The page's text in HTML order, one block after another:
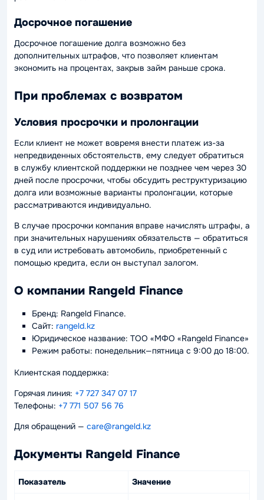
Досрочное погашение
Досрочное погашение долга возможно без
дополнительных штрафов, что позволяет клиентам
экономить на процентах, закрыв займ раньше срока.
При проблемах с возвратом
Условия просрочки и пролонгации
Если клиент не может вовремя внести платеж из-за
непредвиденных обстоятельств, ему следует обратиться
в службу клиентской поддержки не позднее чем через 30
дней после просрочки, чтобы обсудить реструктуризацию
долга или возможные варианты пролонгации, которые
рассматриваются индивидуально.
В случае просрочки компания вправе начислять штрафы, а
при значительных нарушениях обязательств — обратиться
в суд или истребовать автомобиль, приобретенный с
помощью кредита, если он выступал залогом.
О компании Rangeld Finance
Бренд: Rangeld Finance.
Сайт: rangeld.kz
Юридическое название: ТОО «МФО «Rangeld Finance»
Режим работы: понедельник—пятница с 9:00 до 18:00.
Клиентская поддержка:
Горячая линия: +7 727 347 07 17
Телефоны: +7 771 507 56 76
Для обращений — care@rangeld.kz
Документы Rangeld Finance
Показатель Значение